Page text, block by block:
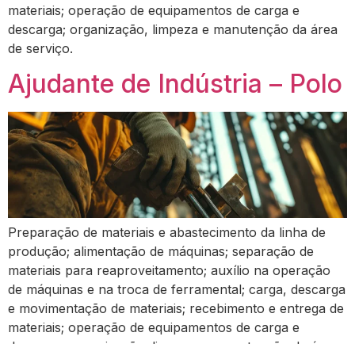
materiais; operação de equipamentos de carga e
descarga; organização, limpeza e manutenção da área
de serviço.
Ajudante de Indústria – Polo
Preparação de materiais e abastecimento da linha de
produção; alimentação de máquinas; separação de
materiais para reaproveitamento; auxílio na operação
de máquinas e na troca de ferramental; carga, descarga
e movimentação de materiais; recebimento e entrega de
materiais; operação de equipamentos de carga e